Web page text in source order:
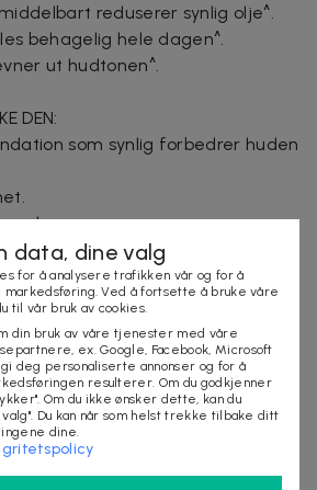
reduserer synlig olje^.
behagelig hele dagen^.
ut hudtonen^.
DEN:
som synlig forbedrer huden
– perfekt for bruk på
tørr.
svette og høy luftfuktighet.
komedogen, ikke-aknegen.
uten parabener,
data, dine valg
for å analysere trafikken vår og for å
Ved å fortsette å bruke våre
til vår bruk av cookies.
din bruk av våre tjenester med våre
ex. Google, Facebook, Microsoft
deg personaliserte annonser og for å
resulterer. Om du godkjenner
Om du ikke ønsker dette, kan du
Du kan når som helst trekke tilbake ditt
dine.